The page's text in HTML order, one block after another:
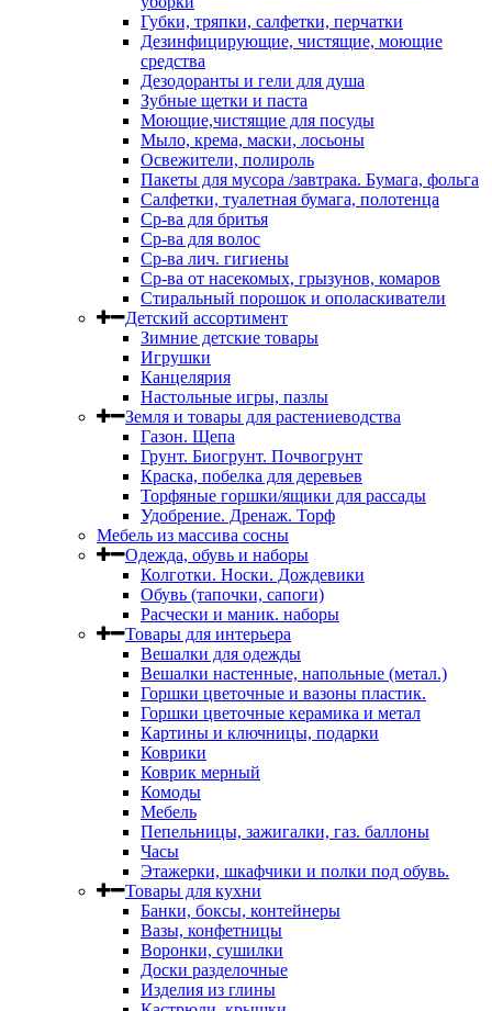
Губки, тряпки, салфетки, перчатки
Дезинфицирующие, чистящие, моющие
средства
Дезодоранты и гели для душа
Зубные щетки и паста
Моющие,чистящие для посуды
Мыло, крема, маски, лосьоны
Освежители, полироль
Пакеты для мусора /завтрака. Бумага, фольга
Салфетки, туалетная бумага, полотенца
Ср-ва для бритья
Ср-ва для волос
Ср-ва лич. гигиены
Ср-ва от насекомых, грызунов, комаров
Стиральный порошок и ополаскиватели
Детский ассортимент
Зимние детские товары
Игрушки
Канцелярия
Настольные игры, пазлы
Земля и товары для растениеводства
Газон. Щепа
Грунт. Биогрунт. Почвогрунт
Краска, побелка для деревьев
Торфяные горшки/ящики для рассады
Удобрение. Дренаж. Торф
Мебель из массива сосны
Одежда, обувь и наборы
Колготки. Носки. Дождевики
Обувь (тапочки, сапоги)
Расчески и маник. наборы
Товары для интерьера
Вешалки для одежды
Вешалки настенные, напольные (метал.)
Горшки цветочные и вазоны пластик.
Горшки цветочные керамика и метал
Картины и ключницы, подарки
Коврики
Коврик мерный
Комоды
Мебель
Пепельницы, зажигалки, газ. баллоны
Часы
Этажерки, шкафчики и полки под обувь.
Товары для кухни
Банки, боксы, контейнеры
Вазы, конфетницы
Воронки, сушилки
Доски разделочные
Изделия из глины